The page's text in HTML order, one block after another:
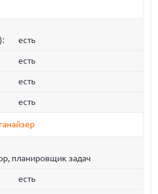
есть
есть
есть
есть
планировщик задач
есть